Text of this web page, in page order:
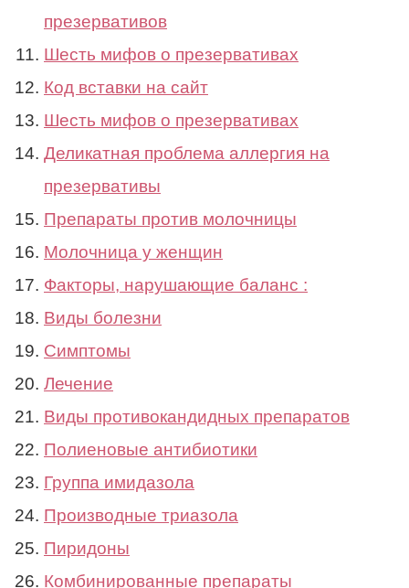
презервативов
Шесть мифов о презервативах
Код вставки на сайт
Шесть мифов о презервативах
Деликатная проблема аллергия на
презервативы
Препараты против молочницы
Молочница у женщин
Факторы, нарушающие баланс :
Виды болезни
Симптомы
Лечение
Виды противокандидных препаратов
Полиеновые антибиотики
Группа имидазола
Производные триазола
Пиридоны
Комбинированные препараты